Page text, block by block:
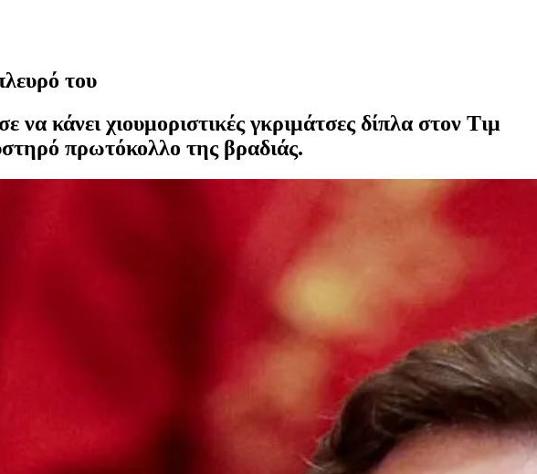
του
κάνει χιουμοριστικές γκριμάτσες δίπλα στον Τιμ
πρωτόκολλο της βραδιάς.